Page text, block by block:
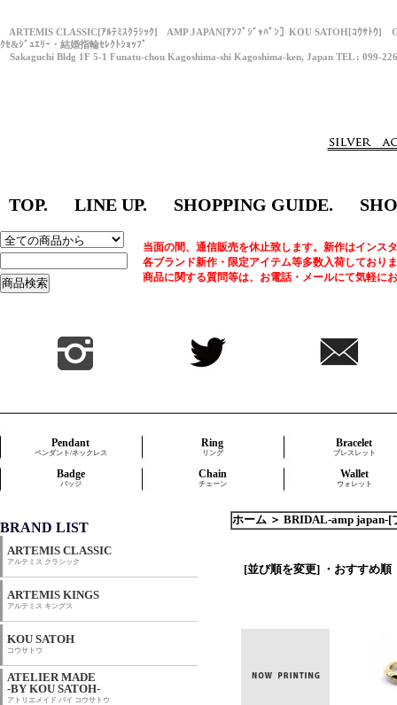
ARTEMIS CLASSIC[ｱﾙﾃﾐｽｸﾗｼｯｸ] AMP JAPAN[ｱﾝﾌﾟｼﾞｬﾊﾟﾝ］KOU SATOH[ｺｳｻﾄｳ]
ｸｾ&ｼﾞｭｴﾘｰ・結婚指輪ｾﾚｸﾄｼｮｯﾌﾟ
Sakaguchi Bldg 1F 5-1 Funatu-chou Kagoshima-shi Kagoshima-ken, Japan TEL : 099-
TOP. LINE UP. SHOPPING GUIDE.
当面の間、通信販売を休止致します。新作はインス
各ブランド新作・限定アイテム等多数入荷しており
商品に関する質問等は、お電話・メールにて気軽に
Pendant
ペンダント/ネックレス
Ring
リング
Bracelet
ブレスレット
Badge
バッジ
Chain
チェーン
Wallet
ウォレット
ホーム ＞ BRIDAL-amp japan-[
[並び順を変更] ・おすすめ順
BRAND LIST
ARTEMIS CLASSIC
アルテミス クラシック
ARTEMIS KINGS
アルテミス キングス
KOU SATOH
コウサトウ
ATELIER MADE
-BY KOU SATOH-
アトリエメイド バイ コウサトウ